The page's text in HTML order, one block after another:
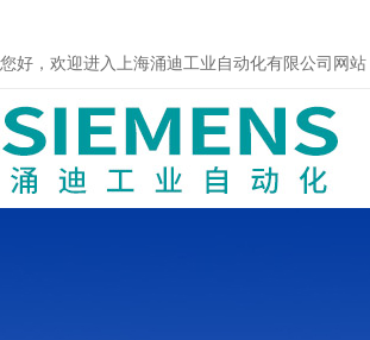
您好，欢迎进入上海涌迪工业自动化有限公司网站